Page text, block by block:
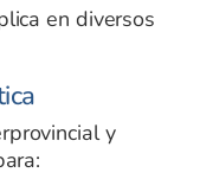
en diversos
y